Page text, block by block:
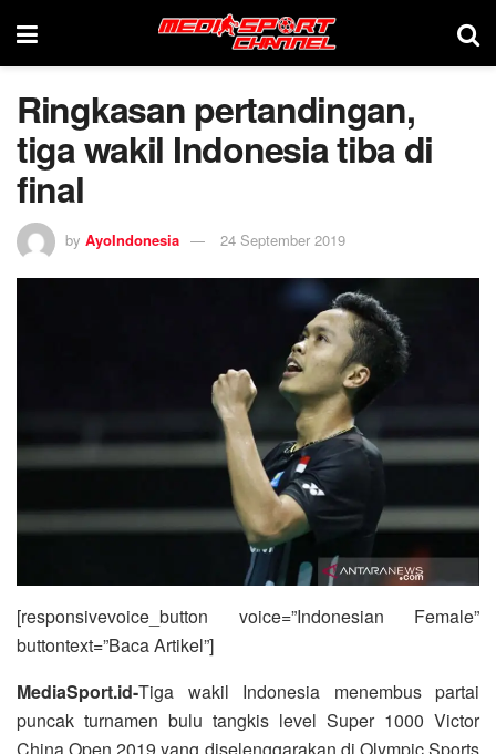
Ringkasan pertandingan,
tiga wakil Indonesia tiba di
final
by AyoIndonesia 24 September 2019
[responsivevoice_button voice=”Indonesian Female”
buttontext=”Baca Artikel”]
MediaSport.id-Tiga wakil Indonesia menembus partai
puncak turnamen bulu tangkis level Super 1000 Victor